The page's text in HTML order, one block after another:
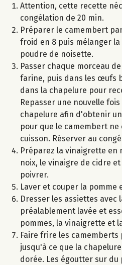
Attention, cette recette
congélation de 20 min.
Préparer le camembert
froid en 8 puis mélanger la
poudre de noisette.
Passer chaque morceau
farine, puis dans les œufs
dans la chapelure pour
Repasser une nouvelle
chapelure afin d'obtenir
pour que le camembert
cuisson. Réserver au
Préparez la vinaigrette en
noix, le vinaigre de cidre
poivrer.
Laver et couper la pomme
Dresser les assiettes avec
préalablement lavée et
pommes, la vinaigrette et
Faire frire les camemberts
jusqu'à ce que la
dorée. Les égoutter sur